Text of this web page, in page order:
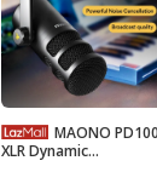
MAONO PD100
XLR Dynamic